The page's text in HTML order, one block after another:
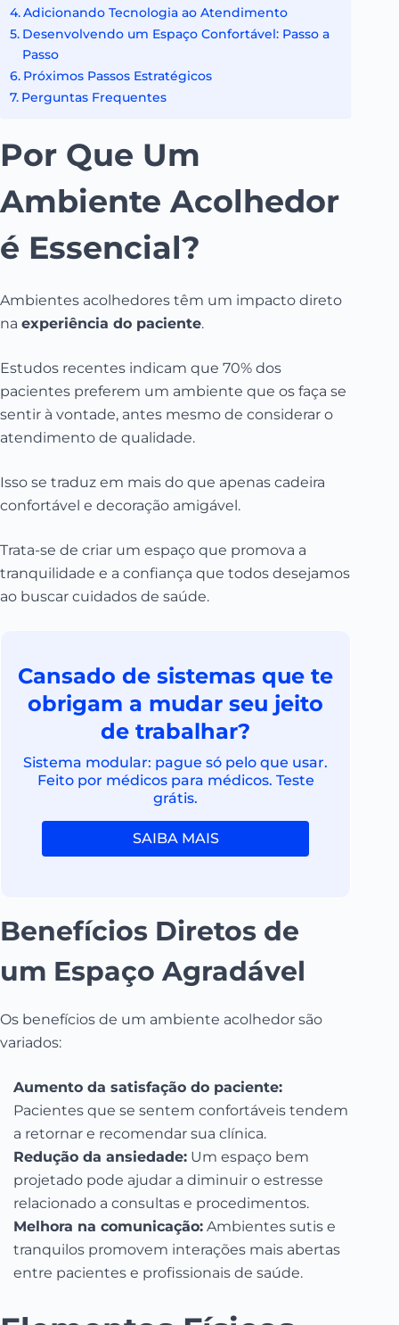
Adicionando Tecnologia ao Atendimento
Desenvolvendo um Espaço Confortável: Passo a
Passo
Próximos Passos Estratégicos
Perguntas Frequentes
Por Que Um
Ambiente Acolhedor
é Essencial?
Ambientes acolhedores têm um impacto direto
na experiência do paciente.
Estudos recentes indicam que 70% dos
pacientes preferem um ambiente que os faça se
sentir à vontade, antes mesmo de considerar o
atendimento de qualidade.
Isso se traduz em mais do que apenas cadeira
confortável e decoração amigável.
Trata-se de criar um espaço que promova a
tranquilidade e a confiança que todos desejamos
ao buscar cuidados de saúde.
Cansado de sistemas que te
obrigam a mudar seu jeito
de trabalhar?
Sistema modular: pague só pelo que usar.
Feito por médicos para médicos. Teste
grátis.
SAIBA MAIS
Benefícios Diretos de
um Espaço Agradável
Os benefícios de um ambiente acolhedor são
variados:
Aumento da satisfação do paciente:
Pacientes que se sentem confortáveis tendem
a retornar e recomendar sua clínica.
Redução da ansiedade: Um espaço bem
projetado pode ajudar a diminuir o estresse
relacionado a consultas e procedimentos.
Melhora na comunicação: Ambientes sutis e
tranquilos promovem interações mais abertas
entre pacientes e profissionais de saúde.